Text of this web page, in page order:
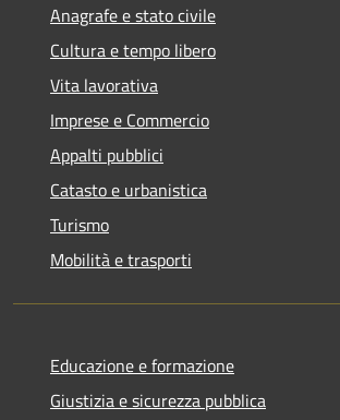
Anagrafe e stato civile
Cultura e tempo libero
Vita lavorativa
Imprese e Commercio
Appalti pubblici
Catasto e urbanistica
Turismo
Mobilità e trasporti
Educazione e formazione
Giustizia e sicurezza pubblica